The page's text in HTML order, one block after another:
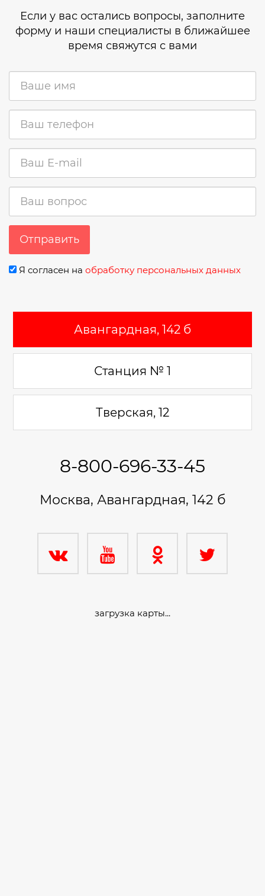
Если у вас остались вопросы, заполните
форму и наши специалисты в ближайшее
время свяжутся с вами
Отправить
Я согласен на обработку персональных данных
Авангардная, 142 б
Станция № 1
Тверская, 12
8-800-696-33-45
Москва, Авангардная, 142 б
загрузка карты...